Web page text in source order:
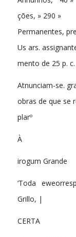
ções, » 290 »
Permanentes,
Us ars.
mento de 25 p. c.
Atnunciam-se.
obras de que se
plarº
À
irogum Grande
‘Toda
Grillo, |
CERTA